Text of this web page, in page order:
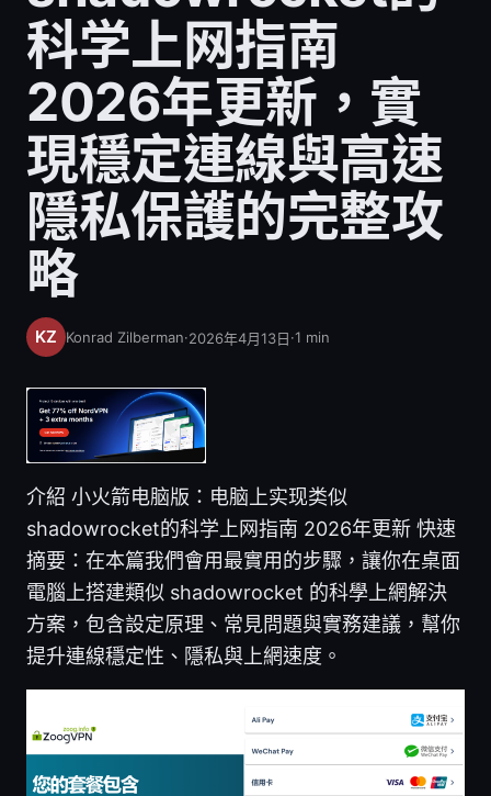
科学上网指南
2026年更新，實
現穩定連線與高速
隱私保護的完整攻
略
Konrad Zilberman·2026年4月13日·1 min
介紹 小火箭电脑版：电脑上实现类似
shadowrocket的科学上网指南 2026年更新 快速
摘要：在本篇我們會用最實用的步驟，讓你在桌面
電腦上搭建類似 shadowrocket 的科學上網解決
方案，包含設定原理、常見問題與實務建議，幫你
提升連線穩定性、隱私與上網速度。